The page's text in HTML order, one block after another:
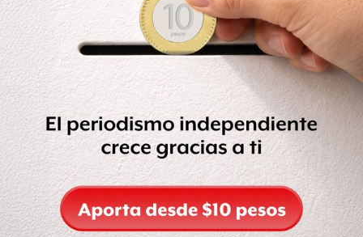
Compartir Leer después
Etiquetas:
AEROPUERTO VIDEO